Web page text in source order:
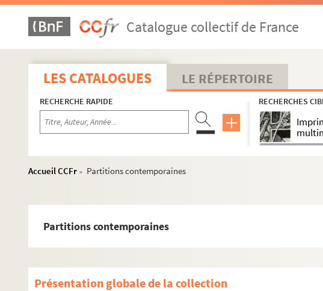
Catalogue collectif de France
LES CATALOGUES LE RÉPERTOIRE
RECHERCHE RAPIDE RECHERCHES
Accueil CCFr >
Partitions contemporaines
Partitions contemporaines
Présentation globale de la collection